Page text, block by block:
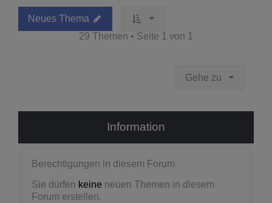
Neues Thema
29 Themen • Seite 1 von 1
Gehe zu
Information
Berechtigungen in diesem Forum
Sie dürfen keine neuen Themen in diesem
Forum erstellen.